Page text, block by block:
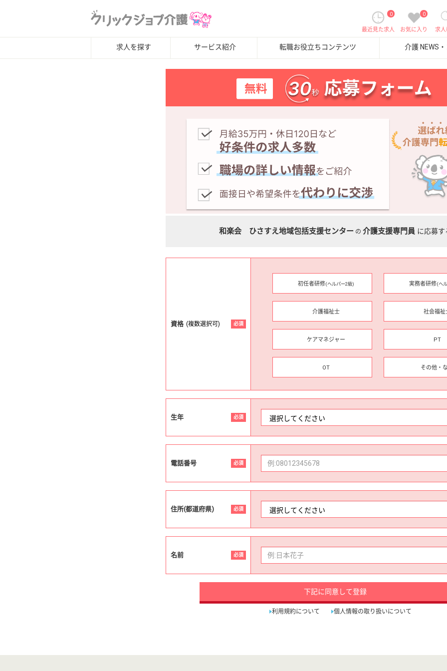
求
0
お気に入り
0
最近見た求人
求人を探す サービス紹介 転職お役立ちコンテンツ 介護 NEWS
和楽会 ひさすえ地域包括支援センター の 介護支援専門員 に応募す
資格 (複数選択可) 必須
初任者研修(ヘルパー2級) 実務者研修(ヘ
介護福祉士 社会福祉
ケアマネジャー PT
OT その他・
生年 必須
電話番号 必須
住所(都道府県) 必須
名前 必須
下記に同意して登録
利用規約について 個人情報の取り扱いについて